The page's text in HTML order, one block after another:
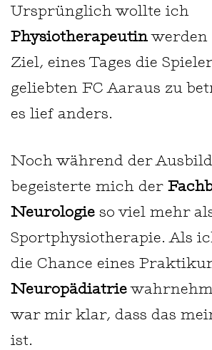
Ursprünglich wollte ich
Physiotherapeutinwerden
Ziel, eines Tages die
geliebten FC Aaraus zu
es lief anders.
Noch während der
begeisterte mich der
Neurologie so viel mehr
Sportphysiotherapie. Als
die Chance eines
Neuropädiatrie
war mir klar, dass das
ist.